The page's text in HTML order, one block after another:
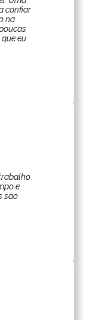
confiar
na
eu
e
sao